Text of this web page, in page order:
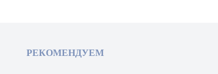
РЕКОМЕНДУЕМ